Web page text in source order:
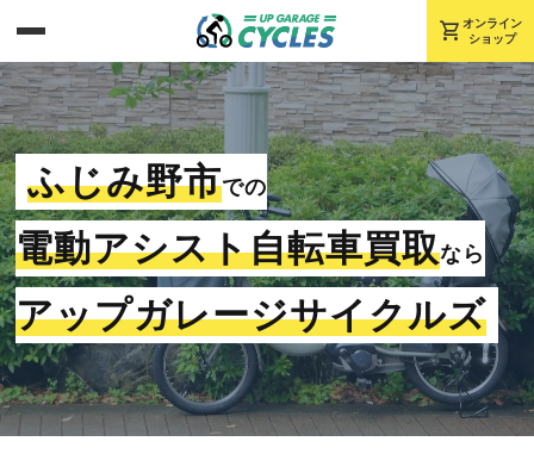
shopping_cart オンライン
ショップ
ふじみ野市での
電動アシスト自転車買取なら
アップガレージサイクルズ